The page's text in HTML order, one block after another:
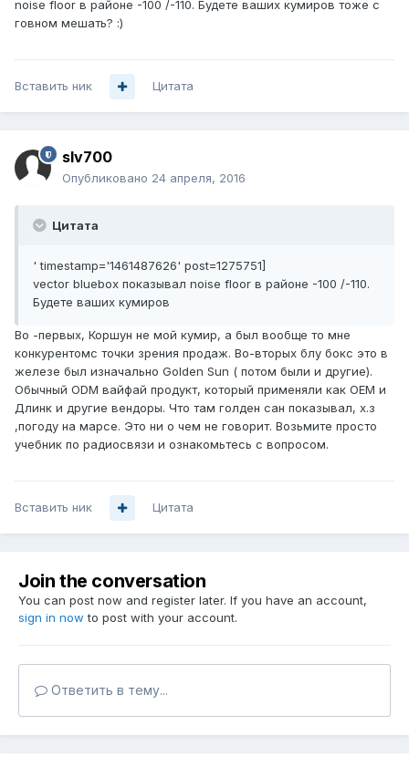
noise floor в районе -100 /-110. Будете ваших кумиров тоже с
говном мешать? :)
Вставить ник Цитата
slv700
Опубликовано 24 апреля, 2016
Цитата
' timestamp='1461487626' post=1275751]
vector bluebox показывал noise floor в районе -100 /-110.
Будете ваших кумиров
Во -первых, Коршун не мой кумир, а был вообще то мне
конкурентомс точки зрения продаж. Во-вторых блу бокс это в
железе был изначально Golden Sun ( потом были и другие).
Обычный ODM вайфай продукт, который применяли как OEM и
Длинк и другие вендоры. Что там голден сан показывал, х.з
,погоду на марсе. Это ни о чем не говорит. Возьмите просто
учебник по радиосвязи и ознакомьтесь с вопросом.
Вставить ник Цитата
Join the conversation
You can post now and register later. If you have an account,
sign in now to post with your account.
Ответить в тему...